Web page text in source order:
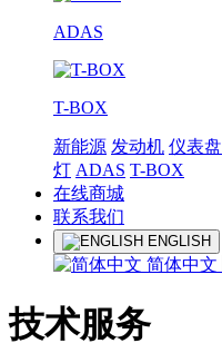
ADAS
T-BOX
新能源 发动机 仪表盘
灯 ADAS T-BOX
在线商城
联系我们
ENGLISH
简体中文
技术服务